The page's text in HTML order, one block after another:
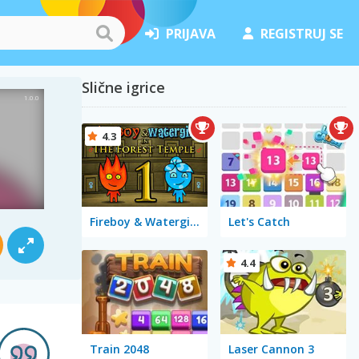
PRIJAVA REGISTRUJ SE
Slične igrice
Fireboy & Watergirl in The Forest Temple
4.3
Let's Catch
Train 2048 Laser Cannon 3
4.4